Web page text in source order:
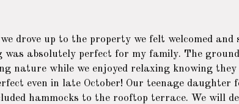
drove up to the property we felt welcomed
was absolutely perfect for my family. The
nature while we enjoyed relaxing knowing
even in late October! Our teenage daughter
hammocks to the rooftop terrace. We will